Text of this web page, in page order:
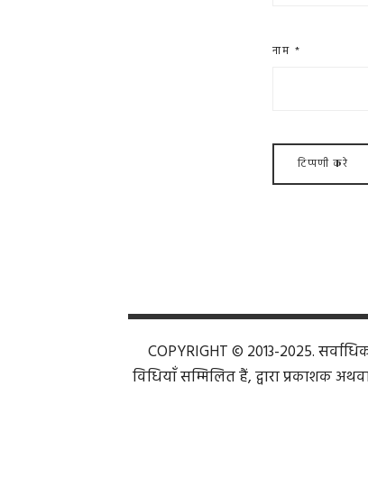
नाम *
COPYRIGHT © 2013-2025.
विधियाँ सम्मिलित हैं, द्वारा प्रकाशक